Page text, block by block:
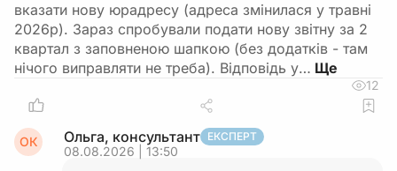
вказати нову юрадресу (адреса змінилася у травні
2026р). Зараз спробували подати нову звітну за 2
квартал з заповненою шапкою (без додатків - там
нічого виправляти не треба). Відповідь у…
12
ОК Ольга, консультант ЕКСПЕРТ
08.08.2026 | 13:50